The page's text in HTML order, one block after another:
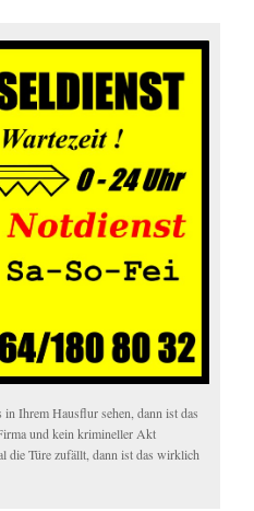
Ihrem Hausflur sehen, dann ist das
und kein krimineller Akt
die Türe zufällt, dann ist das wirklich